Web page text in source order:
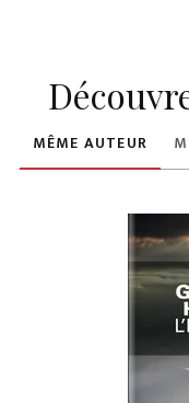
MÊME AUTEUR